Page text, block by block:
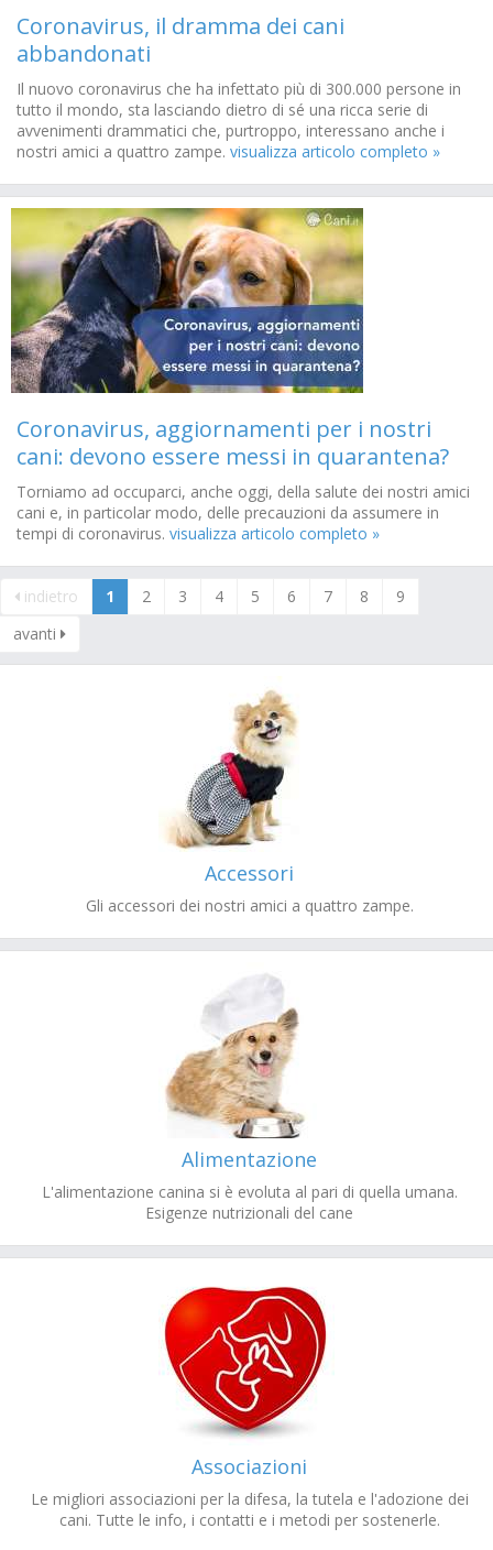
Coronavirus, il dramma dei cani
abbandonati
Il nuovo coronavirus che ha infettato più di 300.000 persone in
tutto il mondo, sta lasciando dietro di sé una ricca serie di
avvenimenti drammatici che, purtroppo, interessano anche i
nostri amici a quattro zampe. visualizza articolo completo »
Coronavirus, aggiornamenti per i nostri
cani: devono essere messi in quarantena?
Torniamo ad occuparci, anche oggi, della salute dei nostri amici
cani e, in particolar modo, delle precauzioni da assumere in
tempi di coronavirus. visualizza articolo completo »
indietro 1 2 3 4 5 6 7 8
9
avanti
Accessori
Gli accessori dei nostri amici a quattro zampe.
Alimentazione
L'alimentazione canina si è evoluta al pari di quella umana.
Esigenze nutrizionali del cane
Associazioni
Le migliori associazioni per la difesa, la tutela e l'adozione dei
cani. Tutte le info, i contatti e i metodi per sostenerle.